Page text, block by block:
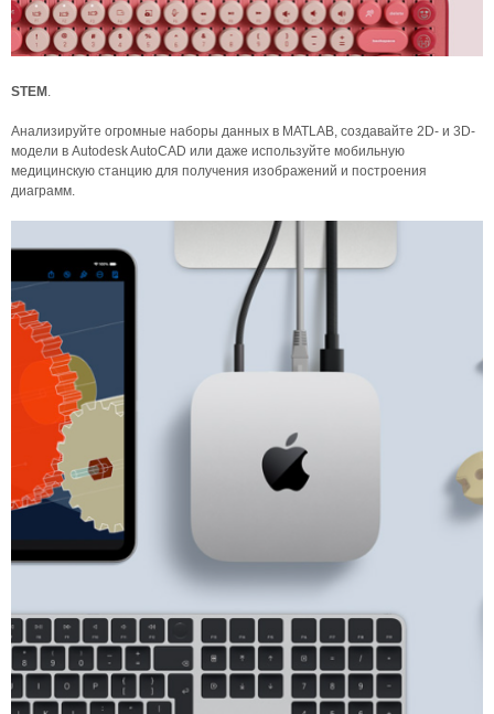
STEM .
Анализируйте огромные наборы данных в MATLAB, создавайте 2D- и 3D-
модели в Autodesk AutoCAD или даже используйте мобильную
медицинскую станцию ​​для получения изображений и построения
диаграмм.